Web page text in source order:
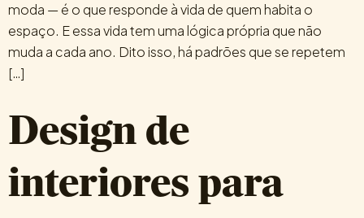
moda — é o que responde à vida de quem habita o
espaço. E essa vida tem uma lógica própria que não
muda a cada ano. Dito isso, há padrões que se repetem
[…]
Design de
interiores para